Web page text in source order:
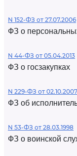
N 152-ФЗ от 27.07.2006
ФЗ о
N 44-ФЗ от 05.04.2013
ФЗ о госзакупках
N 229-ФЗ от 02.10.2007
ФЗ об
N 53-ФЗ от 28.03.1998
ФЗ о воинской